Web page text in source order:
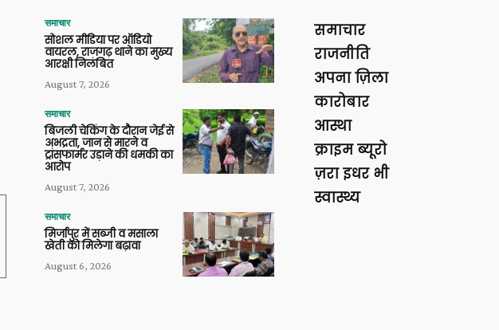
समाचार
सोशल मीडिया पर ऑडियो
वायरल, राजगढ़ थाने का मुख्य
आरक्षी निलंबित
August 7, 2026
समाचार
बिजली चेकिंग के दौरान जेई से
अभद्रता, जान से मारने व
ट्रांसफार्मर उड़ाने की धमकी का
आरोप
August 7, 2026
समाचार
मिर्जापुर में सब्जी व मसाला
खेती को मिलेगा बढ़ावा
August 6, 2026
समाचार
राजनीति
अपना ज़िला
कारोबार
आस्था
क्राइम ब्यूरो
ज़रा इधर भी
स्वास्थ्य